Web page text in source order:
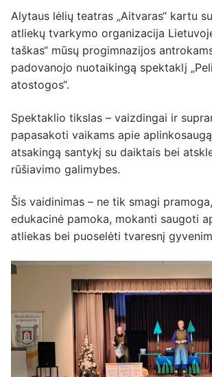
Alytaus lėlių teatras „Aitvaras“ kartu
atliekų tvarkymo organizacija
taškas“ mūsų progimnazijos
padovanojo nuotaikingą spektaklį
atostogos“.
Spektaklio tikslas – vaizdingai ir
papasakoti vaikams apie
atsakingą santykį su daiktais bei
rūšiavimo galimybes.
Šis vaidinimas – ne tik smagi
edukacinė pamoka, mokanti saugoti
atliekas bei puoselėti tvaresnį